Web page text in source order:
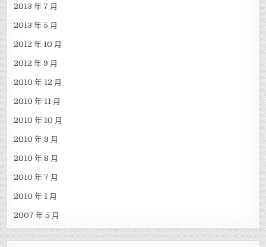
2013 年 7 月
2013 年 5 月
2012 年 10 月
2012 年 9 月
2010 年 12 月
2010 年 11 月
2010 年 10 月
2010 年 9 月
2010 年 8 月
2010 年 7 月
2010 年 1 月
2007 年 5 月